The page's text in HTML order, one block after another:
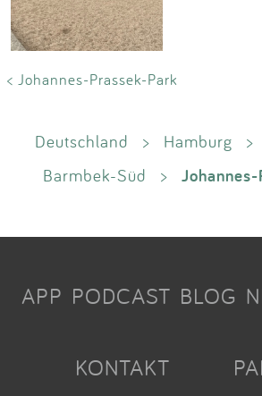
< Johannes-Prassek-Park
Deutschland > Hamburg >
Barmbek-Süd
>
APP PODCAST BLOG
KONTAKT